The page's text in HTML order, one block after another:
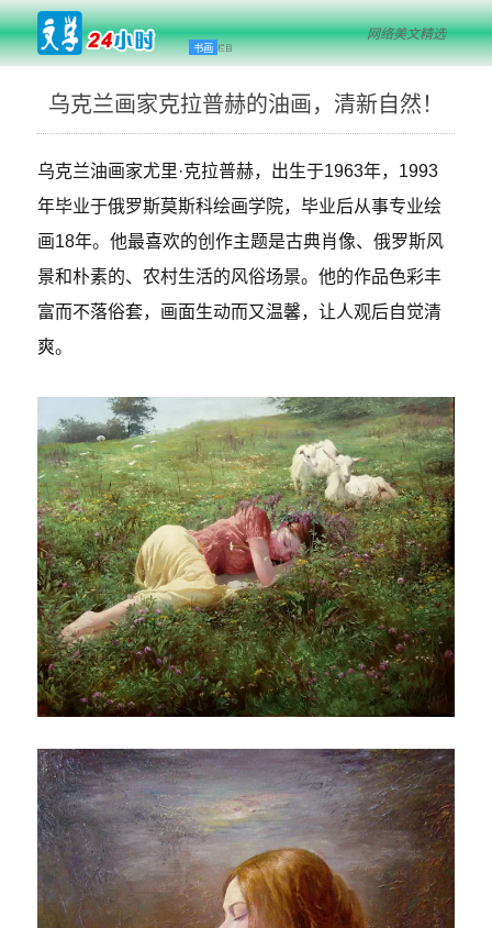
书画 栏目
网络美文精选
乌克兰画家克拉普赫的油画，清新自然！
乌克兰油画家尤里·克拉普赫，出生于1963年，1993
年毕业于俄罗斯莫斯科绘画学院，毕业后从事专业绘
画18年。他最喜欢的创作主题是古典肖像、俄罗斯风
景和朴素的、农村生活的风俗场景。他的作品色彩丰
富而不落俗套，画面生动而又温馨，让人观后自觉清
爽。